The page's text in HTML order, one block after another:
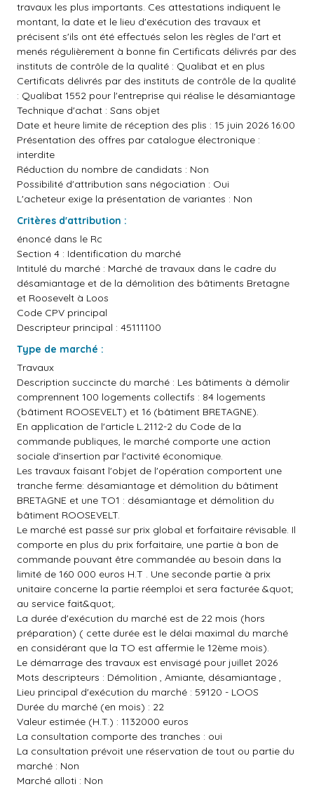
travaux les plus importants. Ces attestations indiquent le
montant, la date et le lieu d'exécution des travaux et
précisent s'ils ont été effectués selon les règles de l'art et
menés régulièrement à bonne fin Certificats délivrés par des
instituts de contrôle de la qualité : Qualibat et en plus
Certificats délivrés par des instituts de contrôle de la qualité
: Qualibat 1552 pour l'entreprise qui réalise le désamiantage
Technique d'achat : Sans objet
Date et heure limite de réception des plis : 15 juin 2026 16:00
Présentation des offres par catalogue électronique :
interdite
Réduction du nombre de candidats : Non
Possibilité d'attribution sans négociation : Oui
L'acheteur exige la présentation de variantes : Non
Critères d'attribution :
énoncé dans le Rc
Section 4 : Identification du marché
Intitulé du marché : Marché de travaux dans le cadre du
désamiantage et de la démolition des bâtiments Bretagne
et Roosevelt à Loos
Code CPV principal
Descripteur principal : 45111100
Type de marché :
Travaux
Description succincte du marché : Les bâtiments à démolir
comprennent 100 logements collectifs : 84 logements
(bâtiment ROOSEVELT) et 16 (bâtiment BRETAGNE).
En application de l'article L.2112-2 du Code de la
commande publiques, le marché comporte une action
sociale d'insertion par l'activité économique.
Les travaux faisant l'objet de l'opération comportent une
tranche ferme: désamiantage et démolition du bâtiment
BRETAGNE et une TO1 : désamiantage et démolition du
bâtiment ROOSEVELT.
Le marché est passé sur prix global et forfaitaire révisable. Il
comporte en plus du prix forfaitaire, une partie à bon de
commande pouvant être commandée au besoin dans la
limité de 160 000 euros H.T . Une seconde partie à prix
unitaire concerne la partie réemploi et sera facturée &quot;
au service fait&quot;.
La durée d'exécution du marché est de 22 mois (hors
préparation) ( cette durée est le délai maximal du marché
en considérant que la TO est affermie le 12ème mois).
Le démarrage des travaux est envisagé pour juillet 2026
Mots descripteurs : Démolition , Amiante, désamiantage ,
Lieu principal d'exécution du marché : 59120 - LOOS
Durée du marché (en mois) : 22
Valeur estimée (H.T.) : 1132000 euros
La consultation comporte des tranches : oui
La consultation prévoit une réservation de tout ou partie du
marché : Non
Marché alloti : Non